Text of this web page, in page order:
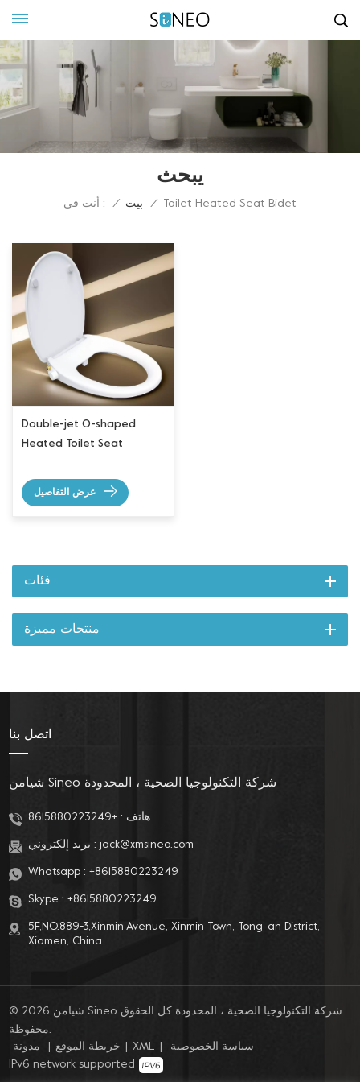
يبحث
أنت في : / بيت / Toilet Heated Seat Bidet
Double-jet O-shaped
Heated Toilet Seat
عرض التفاصيل
فئات
منتجات مميزة
اتصل بنا
شيامن Sineo شركة التكنولوجيا الصحية ، المحدودة
هاتف :+8615880223249
بريد إلكتروني : jack@xmsineo.com
Whatsapp : +8615880223249
Skype : +8615880223249
5F,NO.889-3,Xinmin Avenue, Xinmin Town, Tong’ an District,
Xiamen, China
© 2026 شيامن Sineo شركة التكنولوجيا الصحية ، المحدودة كل الحقوق
محفوظة.
مدونة
خريطة الموقع XML
سياسة الخصوصية
IPv6 network supported